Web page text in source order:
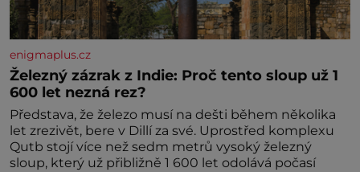
enigmaplus.cz
Železný zázrak z Indie: Proč tento sloup už 1
600 let nezná rez?
Představa, že železo musí na dešti během několika
let zrezivět, bere v Dillí za své. Uprostřed komplexu
Qutb stojí více než sedm metrů vysoký železný
sloup, který už přibližně 1 600 let odolává počasí